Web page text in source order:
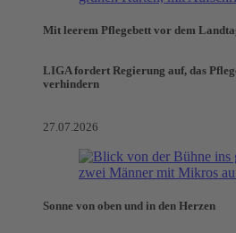
Mit leerem Pflegebett vor dem
LIGA fordert Regierung auf, das
verhindern
27.07.2026
Sonne von oben und in den Herzen